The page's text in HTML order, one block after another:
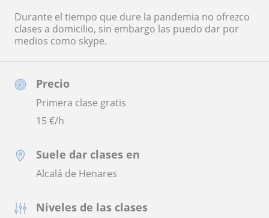
Precio
Primera clase gratis
15€/h
Suele dar clases en
Alcalá de Henares
Niveles de las clases
Durante el tiempo que dure la pandemia no ofrezco
clases a domicilio, sin embargo las puedo dar por
medios como skype.